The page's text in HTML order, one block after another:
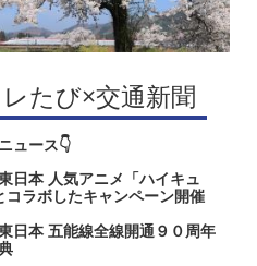
たび×交通新聞
ュース👇
日本 人気アニメ「ハイキュ
コラボしたキャンペーン開催
日本 五能線全線開通９０周年